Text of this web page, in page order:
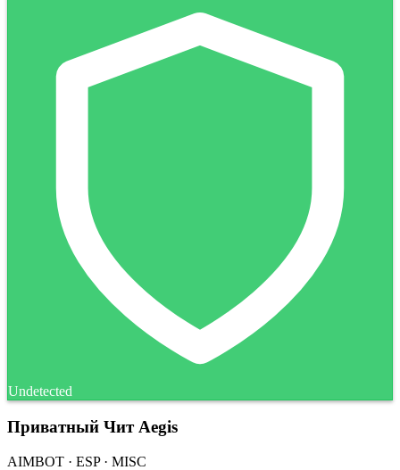
Undetected
Приватный Чит Aegis
AIMBOT · ESP · MISC